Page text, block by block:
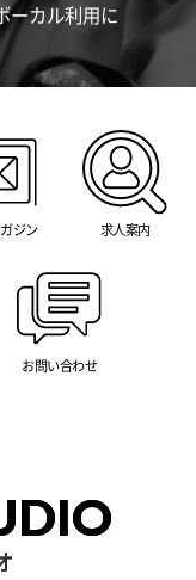
ーカル利用に
ジン 求人案内
お問い合わせ